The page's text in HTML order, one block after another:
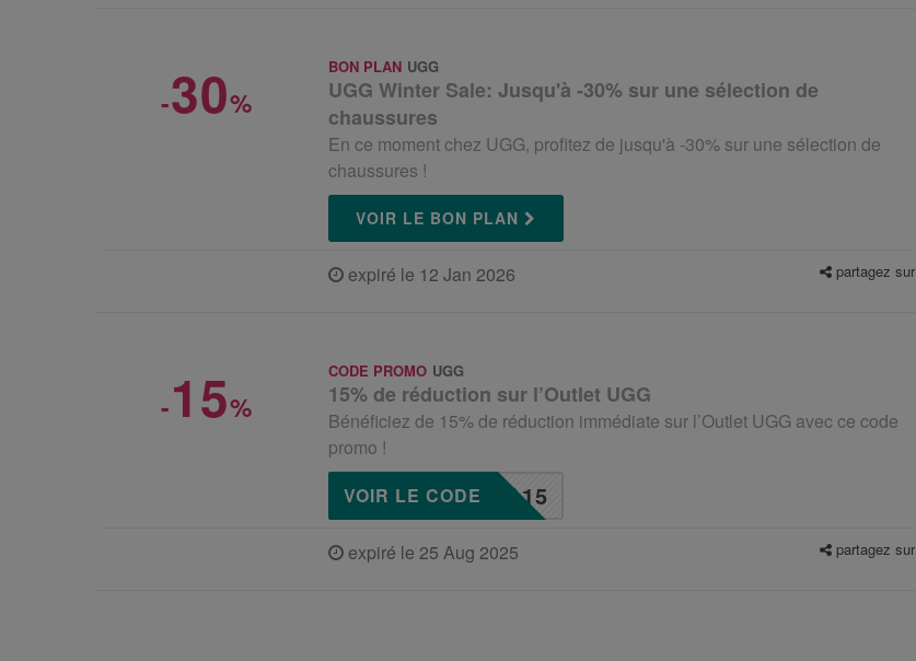
-30%
BON PLAN UGG
UGG Winter Sale: Jusqu'à -30% sur une sélection de
chaussures
En ce moment chez UGG, profitez de jusqu'à -30% sur une sélection de
chaussures !
VOIR LE BON PLAN
expiré le 12 Jan 2026 partagez sur
-15%
CODE PROMO UGG
15% de réduction sur l’Outlet UGG
Bénéficiez de 15% de réduction immédiate sur l’Outlet UGG avec ce code
promo !
A15
VOIR LE CODE
expiré le 25 Aug 2025 partagez sur